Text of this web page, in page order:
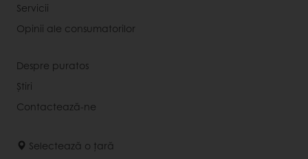
Servicii
Opinii ale consumatorilor
Despre puratos
Știri
Contactează-ne
Selectează o țară